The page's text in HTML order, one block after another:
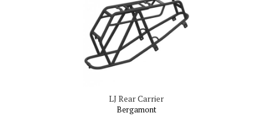
LJ Rear Carrier
Bergamont